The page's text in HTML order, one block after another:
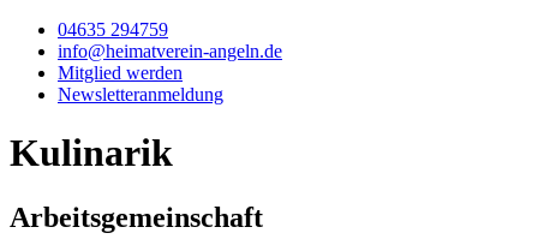
04635 294759
info@heimatverein-angeln.de
Mitglied werden
Newsletteranmeldung
Kulinarik
Arbeitsgemeinschaft